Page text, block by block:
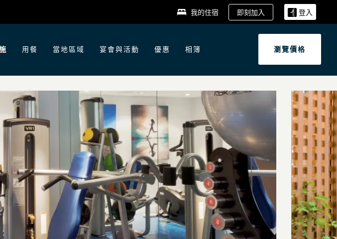
我的住宿 即刻加入 登入
用餐 當地區域 宴會與活動 優惠 相簿 瀏覽價格